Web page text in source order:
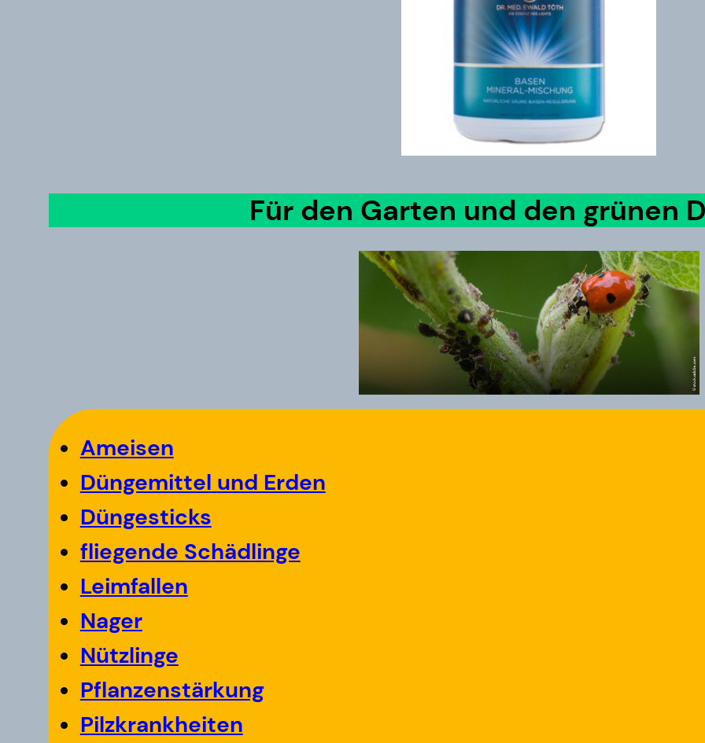
Für den Garten und den grünen
Ameisen
Düngemittel und Erden
Düngesticks
fliegende Schädlinge
Leimfallen
Nager
Nützlinge
Pflanzenstärkung
Pilzkrankheiten